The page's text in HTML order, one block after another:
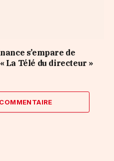
s’empare de
La Télé du directeur »